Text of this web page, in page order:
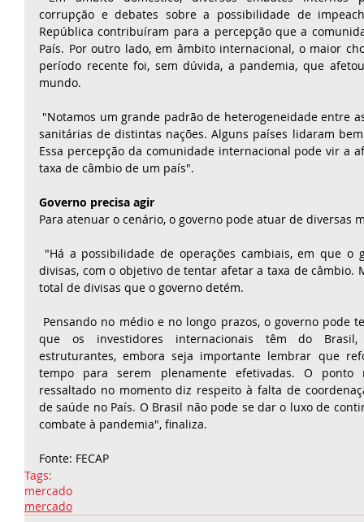
corrupção e debates sobre a possibilidade de
República contribuíram para a percepção que a
País. Por outro lado, em âmbito internacional, o maior
período recente foi, sem dúvida, a pandemia, que
mundo.
sanitárias de distintas nações. Alguns países lidaram
Essa percepção da comunidade internacional pode vir a
taxa de câmbio de um país".
Governo precisa agir
Para atenuar o cenário, o governo pode atuar de diversas
divisas, com o objetivo de tentar afetar a taxa de câmbio.
total de divisas que o governo detém.
que os investidores internacionais têm do Brasil,
estruturantes, embora seja importante lembrar que
tempo para serem plenamente efetivadas. O
ressaltado no momento diz respeito à falta de
de saúde no País. O Brasil não pode se dar o luxo de
combate à pandemia", finaliza.
Fonte: FECAP
Tags:
mercado
mercado